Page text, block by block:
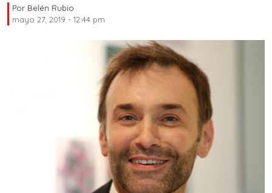
Por Belén Rubio
mayo 27, 2019 - 12:44 pm